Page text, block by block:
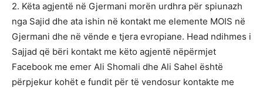
2. Këta agjentë në Gjermani morën urdhra për spiunazh
nga Sajid dhe ata ishin në kontakt me elemente MOIS në
Gjermani dhe në vënde e tjera evropiane. Head ndihmes i
Sajjad që bëri kontakt me këto agjentë nëpërmjet
Facebook me emer Ali Shomali dhe Ali Sahel është
përpjekur kohët e fundit për të vendosur kontakte me